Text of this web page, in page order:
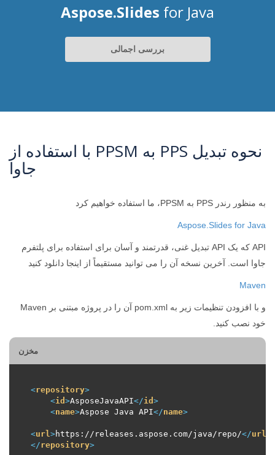
Aspose.Slides for Java
بررسی اجمالی
نحوه تبدیل PPS به PPSM با استفاده از
جاوا
به منظور رندر PPS به PPSM، ما استفاده خواهیم کرد
Aspose.Slides for Java
API که یک API تبدیل غنی، قدرتمند و آسان برای استفاده برای پلتفرم
جاوا است. آخرین نسخه آن را می توانید مستقیماً از اینجا دانلود کنید
Maven
و با افزودن تنظیمات زیر به pom.xml آن را در پروژه مبتنی بر Maven
خود نصب کنید.
مخزن
<repository>
<id >AsposeJavaAPI</id >
<name>Aspose Java API</name>
<url >https://releases.aspose.com/java/repo/</url
</repository>